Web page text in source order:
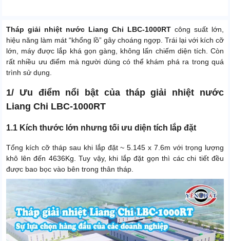
Tháp giải nhiệt nước Liang Chi LBC-1000RT công suất lớn,
hiệu năng làm mát “khổng lồ” gây choáng ngợp. Trái lại với kích cỡ
lớn, máy được lắp khá gọn gàng, không lấn chiếm diện tích. Còn
rất nhiều ưu điểm mà người dùng có thể khám phá ra trong quá
trình sử dụng.
1/ Ưu điểm nổi bật của tháp giải nhiệt nước
Liang Chi LBC-1000RT
1.1 Kích thước lớn nhưng tối ưu diện tích lắp đặt
Tổng kích cỡ tháp sau khi lắp đặt ~ 5.145 x 7.6m với trọng lượng
khô lên đến 4636Kg. Tuy vậy, khi lắp đặt gọn thì các chi tiết đều
được bao bọc vào bên trong thân tháp.